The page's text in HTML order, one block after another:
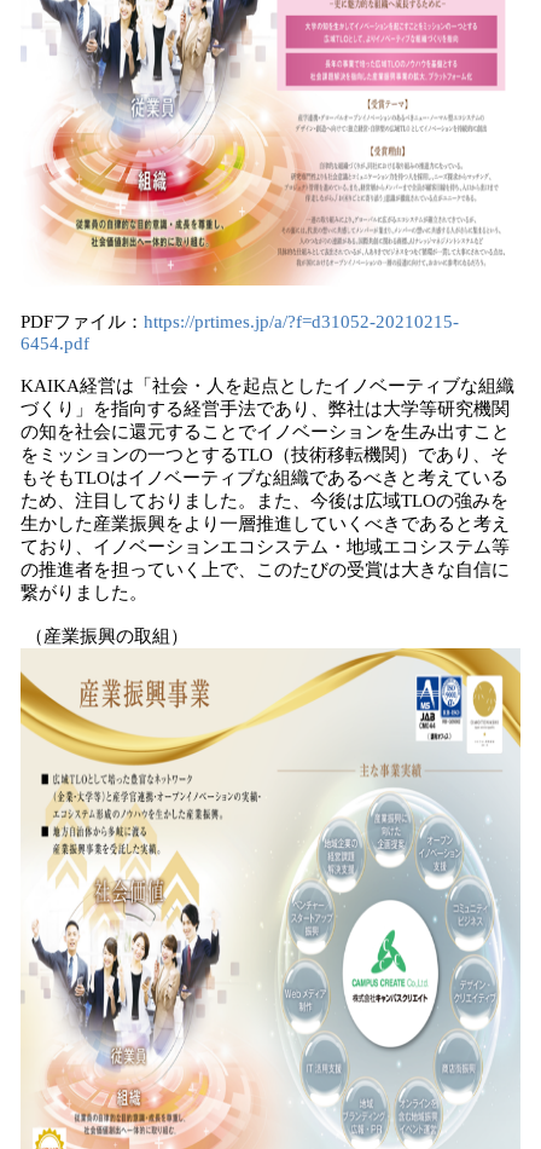
PDFファイル： https://prtimes.jp/a/?f=d31052-20210215-
6454.pdf
KAIKA経営は「社会・人を起点としたイノベーティブな組織
づくり」を指向する経営手法であり、弊社は大学等研究機関
の知を社会に還元することでイノベーションを生み出すこと
をミッションの一つとするTLO（技術移転機関）であり、そ
もそもTLOはイノベーティブな組織であるべきと考えている
ため、注目しておりました。また、今後は広域TLOの強みを
生かした産業振興をより一層推進していくべきであると考え
ており、イノベーションエコシステム・地域エコシステム等
の推進者を担っていく上で、このたびの受賞は大きな自信に
繋がりました。
（産業振興の取組）